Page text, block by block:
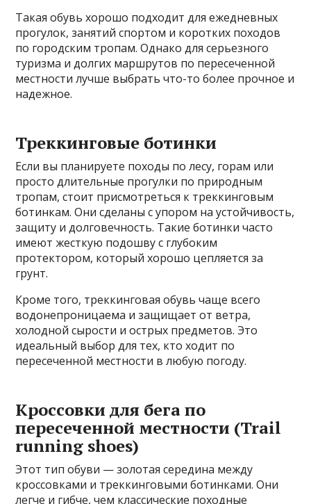
Такая обувь хорошо подходит для ежедневных
прогулок, занятий спортом и коротких походов
по городским тропам. Однако для серьезного
туризма и долгих маршрутов по пересеченной
местности лучше выбрать что-то более прочное и
надежное.
Треккинговые ботинки
Если вы планируете походы по лесу, горам или
просто длительные прогулки по природным
тропам, стоит присмотреться к треккинговым
ботинкам. Они сделаны с упором на устойчивость,
защиту и долговечность. Такие ботинки часто
имеют жесткую подошву с глубоким
протектором, который хорошо цепляется за
грунт.
Кроме того, треккинговая обувь чаще всего
водонепроницаема и защищает от ветра,
холодной сырости и острых предметов. Это
идеальный выбор для тех, кто ходит по
пересеченной местности в любую погоду.
Кроссовки для бега по
пересеченной местности (Trail
running shoes)
Этот тип обуви — золотая середина между
кроссовками и треккинговыми ботинками. Они
легче и гибче, чем классические походные